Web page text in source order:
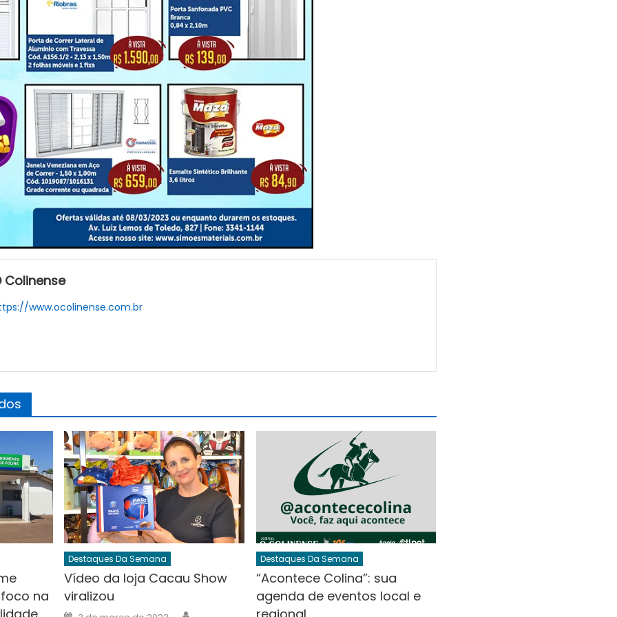
Colinense
www.ocolinense.com.br
na
Destaques Da Semana
Vídeo da loja Cacau Show
viralizou
Posted
Destaques Da Semana
“Acontece Colina”: sua
agenda de eventos local e